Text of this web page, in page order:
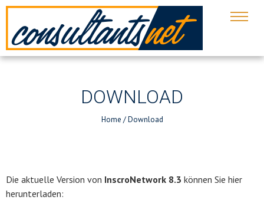
DOWNLOAD
Home /Download
Die aktuelle Version von InscroNetwork 8.3 können Sie hier
herunterladen: